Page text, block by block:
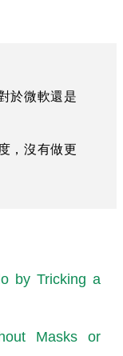
於微軟還是
，沒有做更
by Tricking a
Masks or